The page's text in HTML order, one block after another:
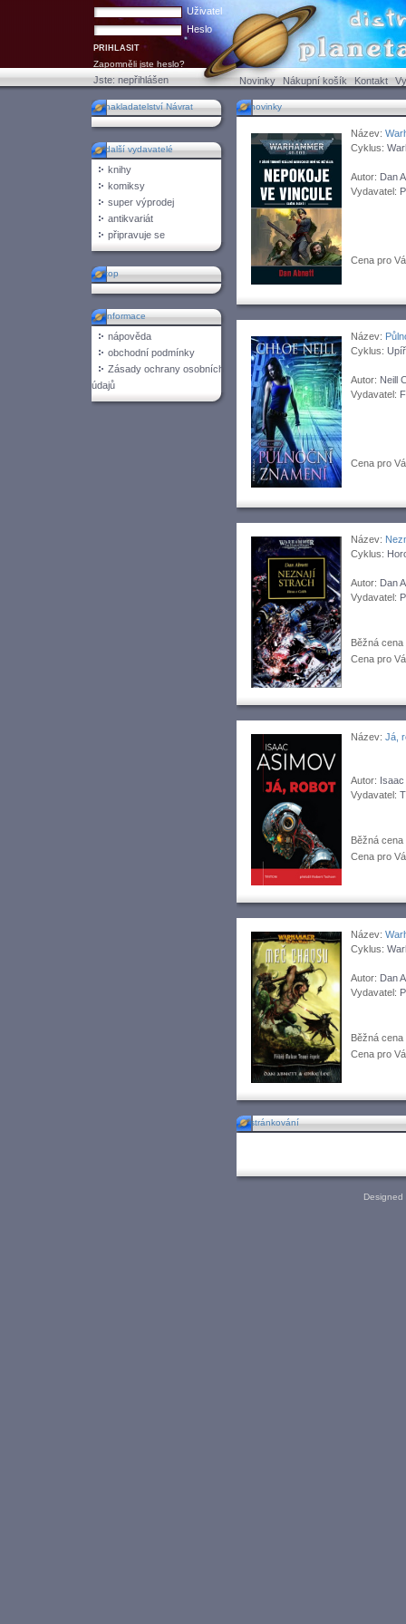
Uživatel
Heslo
Zapomněli jste heslo?
Jste:nepřihlášen Novinky Nákupní košík Kontakt
nakladatelství Návrat
další vydavatelé
knihy
komiksy
super výprodej
antikvariát
připravuje se
top
informace
nápověda
obchodní podmínky
Zásady ochrany osobních
údajů
novinky
Název:
Cyklus:
Autor: Dan
Vydavatel:
Cena pro
Název:
Cyklus:
Autor: Neill
Vydavatel:
Cena pro
Název:
Cyklus:
Autor: Dan
Vydavatel:
Běžná cena
Cena pro
Název: Já,
Autor: Isaac
Vydavatel:
Běžná cena
Cena pro
Název:
Cyklus:
Autor: Dan
Vydavatel:
Běžná cena
Cena pro
stránkování